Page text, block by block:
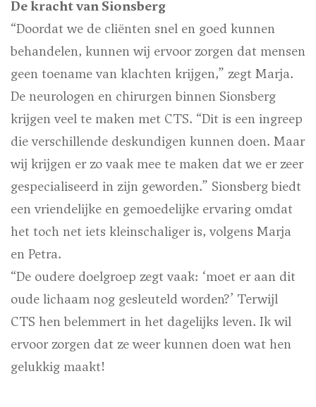
De kracht van Sionsberg
“Doordat we de cliënten snel en goed kunnen
behandelen, kunnen wij ervoor zorgen dat mensen
geen toename van klachten krijgen,” zegt Marja.
De neurologen en chirurgen binnen Sionsberg
krijgen veel te maken met CTS. “Dit is een ingreep
die verschillende deskundigen kunnen doen. Maar
wij krijgen er zo vaak mee te maken dat we er zeer
gespecialiseerd in zijn geworden.” Sionsberg biedt
een vriendelijke en gemoedelijke ervaring omdat
het toch net iets kleinschaliger is, volgens Marja
en Petra.
“De oudere doelgroep zegt vaak: ‘moet er aan dit
oude lichaam nog gesleuteld worden?’ Terwijl
CTS hen belemmert in het dagelijks leven. Ik wil
ervoor zorgen dat ze weer kunnen doen wat hen
gelukkig maakt!